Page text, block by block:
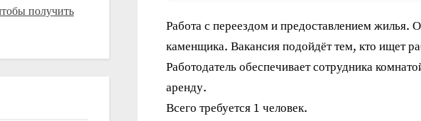
Работа с переездом и предоставлением
каменщика. Вакансия подойдёт тем, кто ищет
Работодатель обеспечивает сотрудника
аренду.
Всего требуется 1 человек.
получить